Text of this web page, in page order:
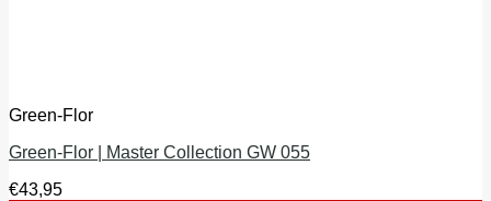
Green-Flor
Green-Flor | Master Collection GW 055
€43,95